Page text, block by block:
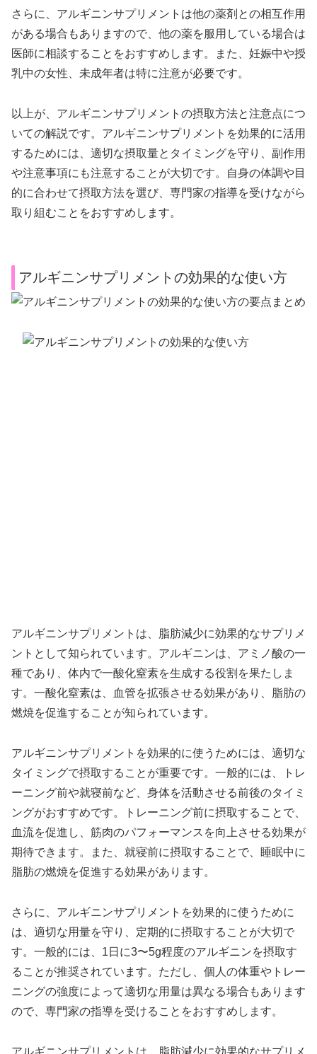
さらに、アルギニンサプリメントは他の薬剤との相互作用
がある場合もありますので、他の薬を服用している場合は
医師に相談することをおすすめします。また、妊娠中や授
乳中の女性、未成年者は特に注意が必要です。
以上が、アルギニンサプリメントの摂取方法と注意点につ
いての解説です。アルギニンサプリメントを効果的に活用
するためには、適切な摂取量とタイミングを守り、副作用
や注意事項にも注意することが大切です。自身の体調や目
的に合わせて摂取方法を選び、専門家の指導を受けながら
取り組むことをおすすめします。
アルギニンサプリメントの効果的な使い方
アルギニンサプリメントは、脂肪減少に効果的なサプリメ
ントとして知られています。アルギニンは、アミノ酸の一
種であり、体内で一酸化窒素を生成する役割を果たしま
す。一酸化窒素は、血管を拡張させる効果があり、脂肪の
燃焼を促進することが知られています。
アルギニンサプリメントを効果的に使うためには、適切な
タイミングで摂取することが重要です。一般的には、トレ
ーニング前や就寝前など、身体を活動させる前後のタイミ
ングがおすすめです。トレーニング前に摂取することで、
血流を促進し、筋肉のパフォーマンスを向上させる効果が
期待できます。また、就寝前に摂取することで、睡眠中に
脂肪の燃焼を促進する効果があります。
さらに、アルギニンサプリメントを効果的に使うために
は、適切な用量を守り、定期的に摂取することが大切で
す。一般的には、1日に3〜5g程度のアルギニンを摂取す
ることが推奨されています。ただし、個人の体重やトレー
ニングの強度によって適切な用量は異なる場合もあります
ので、専門家の指導を受けることをおすすめします。
アルギニンサプリメントは、脂肪減少に効果的なサプリメ